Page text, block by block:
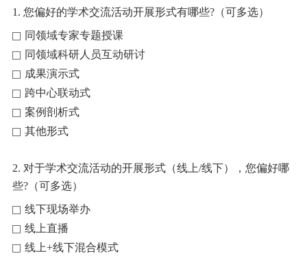
1. 您偏好的学术交流活动开展形式有哪些?（可多选）
同领域专家专题授课
同领域科研人员互动研讨
成果演示式
跨中心联动式
案例剖析式
其他形式
2. 对于学术交流活动的开展形式（线上/线下），您偏好哪
些?（可多选）
线下现场举办
线上直播
线上+线下混合模式